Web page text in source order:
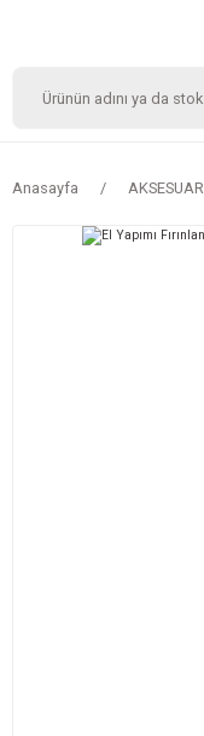
Anasayfa AKSESUAR